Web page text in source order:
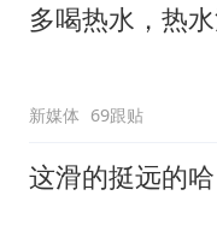
多喝热水，热水
新媒体 69跟贴
这滑的挺远的